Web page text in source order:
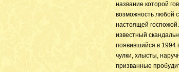
название которой
возможность любой
настоящей
известный
появившийся в 1994
чулки, хлысты,
призванные